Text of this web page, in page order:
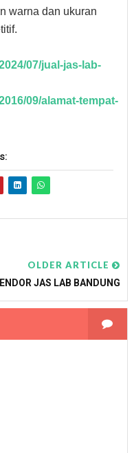
warna dan ukuran
07/jual-jas-lab-
09/alamat-tempat-
OLDER ARTICLE
JAS LAB BANDUNG